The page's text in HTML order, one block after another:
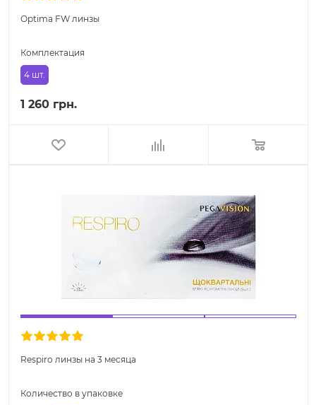
Optima FW линзы
Комплектация
4 шт.
1 260 грн.
Respiro линзы на 3 месяца
Количество в упаковке